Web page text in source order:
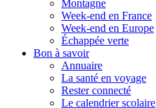
Montagne
Week-end en France
Week-end en Europe
Échappée verte
Bon à savoir
Annuaire
La santé en voyage
Rester connecté
Le calendrier scolaire